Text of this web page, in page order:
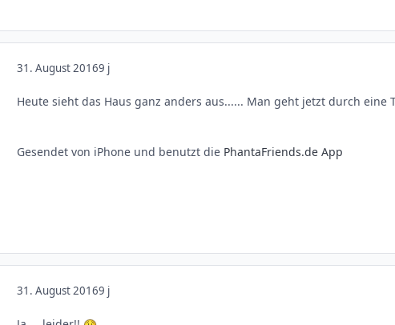
31. August 20169 j
Heute sieht das Haus ganz anders aus...... Man geht jetzt durch
Gesendet von iPhone und benutzt die PhantaFriends.de App
31. August 20169 j